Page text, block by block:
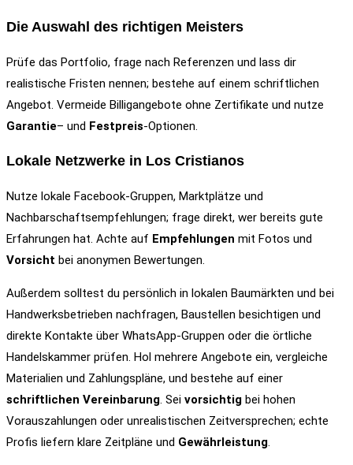
Die Auswahl des richtigen Meisters
Prüfe das Portfolio, frage nach Referenzen und lass dir
realistische Fristen nennen; bestehe auf einem schriftlichen
Angebot. Vermeide Billigangebote ohne Zertifikate und nutze
Garantie– und Festpreis-Optionen.
Lokale Netzwerke in Los Cristianos
Nutze lokale Facebook-Gruppen, Marktplätze und
Nachbarschaftsempfehlungen; frage direkt, wer bereits gute
Erfahrungen hat. Achte auf Empfehlungen mit Fotos und
Vorsicht bei anonymen Bewertungen.
Außerdem solltest du persönlich in lokalen Baumärkten und bei
Handwerksbetrieben nachfragen, Baustellen besichtigen und
direkte Kontakte über WhatsApp-Gruppen oder die örtliche
Handelskammer prüfen. Hol mehrere Angebote ein, vergleiche
Materialien und Zahlungspläne, und bestehe auf einer
schriftlichen Vereinbarung. Sei vorsichtig bei hohen
Vorauszahlungen oder unrealistischen Zeitversprechen; echte
Profis liefern klare Zeitpläne und Gewährleistung.